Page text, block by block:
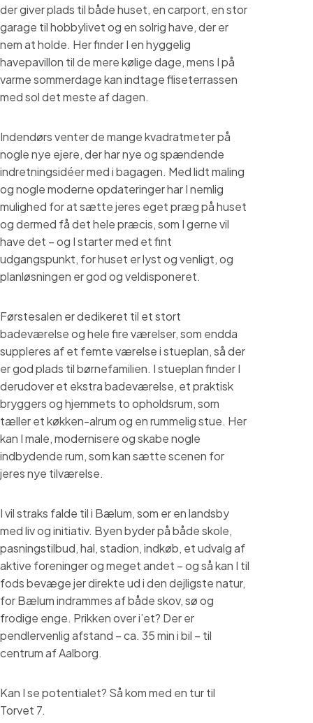
der giver plads til både huset, en carport, en stor
garage til hobbylivet og en solrig have, der er
nem at holde. Her finder I en hyggelig
havepavillon til de mere kølige dage, mens I på
varme sommerdage kan indtage fliseterrassen
med sol det meste af dagen.
Indendørs venter de mange kvadratmeter på
nogle nye ejere, der har nye og spændende
indretningsidéer med i bagagen. Med lidt maling
og nogle moderne opdateringer har I nemlig
mulighed for at sætte jeres eget præg på huset
og dermed få det hele præcis, som I gerne vil
have det – og I starter med et fint
udgangspunkt, for huset er lyst og venligt, og
planløsningen er god og veldisponeret.
Førstesalen er dedikeret til et stort
badeværelse og hele fire værelser, som endda
suppleres af et femte værelse i stueplan, så der
er god plads til børnefamilien. I stueplan finder I
derudover et ekstra badeværelse, et praktisk
bryggers og hjemmets to opholdsrum, som
tæller et køkken-alrum og en rummelig stue. Her
kan I male, modernisere og skabe nogle
indbydende rum, som kan sætte scenen for
jeres nye tilværelse.
I vil straks falde til i Bælum, som er en landsby
med liv og initiativ. Byen byder på både skole,
pasningstilbud, hal, stadion, indkøb, et udvalg af
aktive foreninger og meget andet – og så kan I til
fods bevæge jer direkte ud i den dejligste natur,
for Bælum indrammes af både skov, sø og
frodige enge. Prikken over i’et? Der er
pendlervenlig afstand – ca. 35 min i bil – til
centrum af Aalborg.
Kan I se potentialet? Så kom med en tur til
Torvet 7.